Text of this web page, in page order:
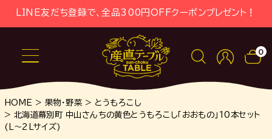
LINE友だち登録で、全品300円OFFクーポンプレゼント！
0
HOME 果物・野菜
とうもろこし
北海道幕別町 中山さんちの黄色とうもろこし「おおもの」10本セット
(L～2Lサイズ)